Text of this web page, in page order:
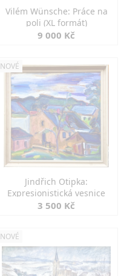
Vilém Wünsche: Práce na
poli (XL formát)
9 000 Kč
NOVÉ
Jindřich Otipka:
Expresionistická vesnice
3 500 Kč
NOVÉ